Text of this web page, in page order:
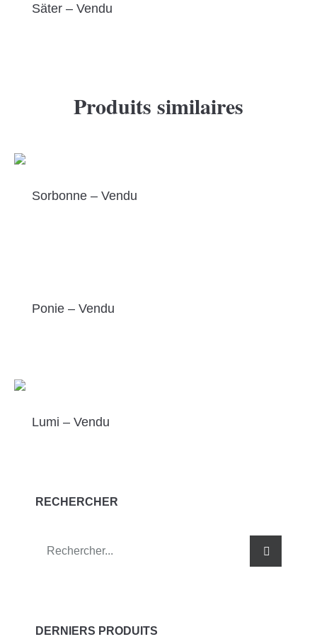
Säter – Vendu
Produits similaires
Sorbonne – Vendu
Ponie – Vendu
Lumi – Vendu
RECHERCHER
DERNIERS PRODUITS